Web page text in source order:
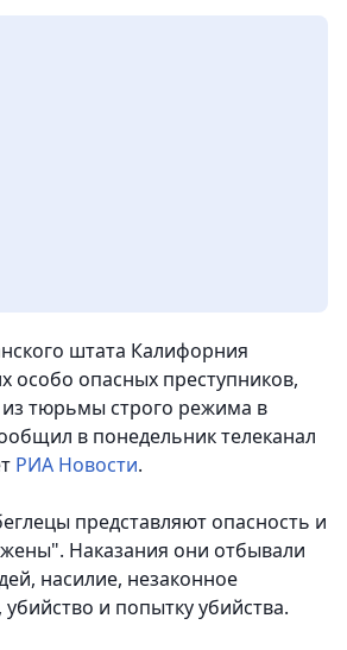
штата Калифорния
особо опасных преступников,
тюрьмы строго режима в
в понедельник телеканал
РИА Новости.
представляют опасность и
Наказания они отбывали
насилие, незаконное
и попытку убийства.